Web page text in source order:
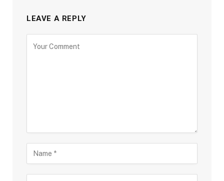
LEAVE A REPLY